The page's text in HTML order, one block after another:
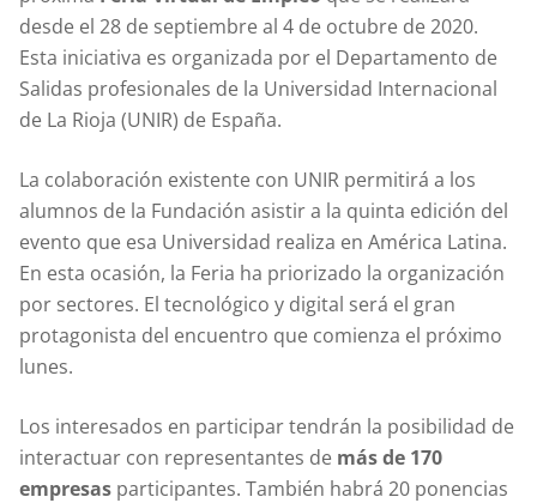
desde el 28 de septiembre al 4 de octubre de 2020.
Esta iniciativa es organizada por el Departamento de
Salidas profesionales de la Universidad Internacional
de La Rioja (UNIR) de España.
La colaboración existente con UNIR permitirá a los
alumnos de la Fundación asistir a la quinta edición del
evento que esa Universidad realiza en América Latina.
En esta ocasión, la Feria ha priorizado la organización
por sectores. El tecnológico y digital será el gran
protagonista del encuentro que comienza el próximo
lunes.
Los interesados en participar tendrán la posibilidad de
interactuar con representantes de más de 170
empresas participantes. También habrá 20 ponencias